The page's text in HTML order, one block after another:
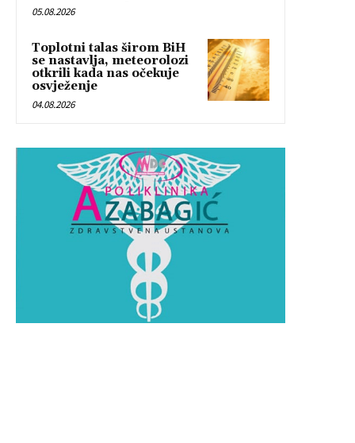
05.08.2026
Toplotni talas širom BiH
se nastavlja, meteorolozi
otkrili kada nas očekuje
osvježenje
04.08.2026